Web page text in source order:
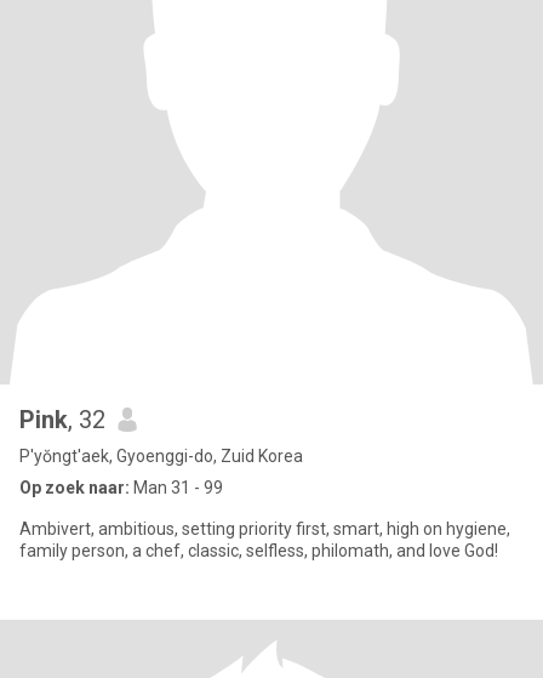
Pink, 32
P'yŏngt'aek, Gyoenggi-do, Zuid Korea
Op zoek naar: Man 31 - 99
Ambivert, ambitious, setting priority first, smart, high on hygiene,
family person, a chef, classic, selfless, philomath, and love God!